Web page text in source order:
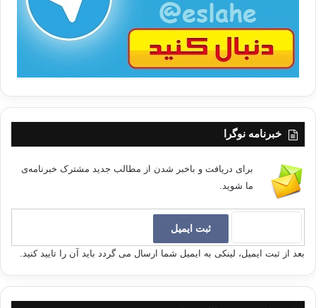
خبرنامه نوگرا
برای دریافت و باخبر شدن از مطالب جدید مشترک خبرنامه‌ی
ما شوید.
بعد از ثبت ایمیل، لینکی به ایمیل شما ارسال می گردد باید آن را تایید کنید.